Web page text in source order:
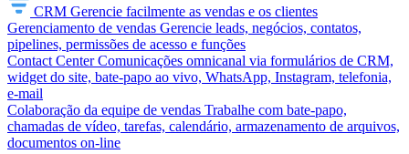
CRM Gerencie facilmente as vendas e os clientes
Gerenciamento de vendas Gerencie leads, negócios, contatos,
pipelines, permissões de acesso e funções
Contact Center Comunicações omnicanal via formulários de CRM,
widget do site, bate-papo ao vivo, WhatsApp, Instagram, telefonia,
e-mail
Colaboração da equipe de vendas Trabalhe com bate-papo,
chamadas de vídeo, tarefas, calendário, armazenamento de arquivos,
documentos on-line